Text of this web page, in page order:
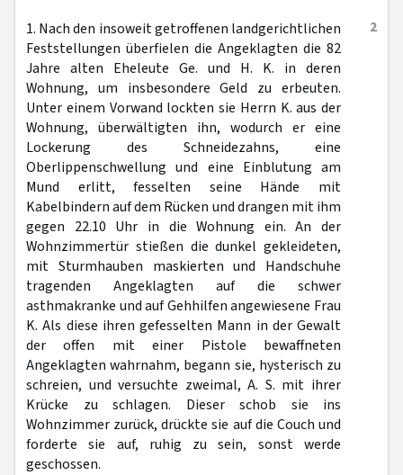
2
1. Nach den insoweit getroffenen landgerichtlichen
Feststellungen überfielen die Angeklagten die 82
Jahre alten Eheleute Ge. und H. K. in deren
Wohnung, um insbesondere Geld zu erbeuten.
Unter einem Vorwand lockten sie Herrn K. aus der
Wohnung, überwältigten ihn, wodurch er eine
Lockerung des Schneidezahns, eine
Oberlippenschwellung und eine Einblutung am
Mund erlitt, fesselten seine Hände mit
Kabelbindern auf dem Rücken und drangen mit ihm
gegen 22.10 Uhr in die Wohnung ein. An der
Wohnzimmertür stießen die dunkel gekleideten,
mit Sturmhauben maskierten und Handschuhe
tragenden Angeklagten auf die schwer
asthmakranke und auf Gehhilfen angewiesene Frau
K. Als diese ihren gefesselten Mann in der Gewalt
der offen mit einer Pistole bewaffneten
Angeklagten wahrnahm, begann sie, hysterisch zu
schreien, und versuchte zweimal, A. S. mit ihrer
Krücke zu schlagen. Dieser schob sie ins
Wohnzimmer zurück, drückte sie auf die Couch und
forderte sie auf, ruhig zu sein, sonst werde
geschossen.